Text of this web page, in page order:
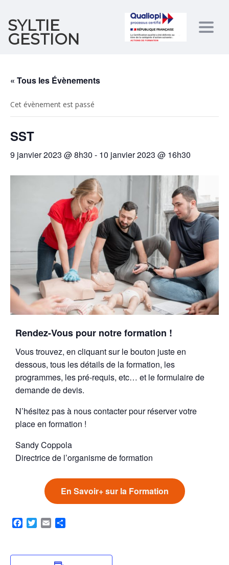
SYLTIE
GESTION
« Tous les Évènements
Cet évènement est passé
SST
9 janvier 2023 @ 8h30 - 10 janvier 2023 @ 16h30
Rendez-Vous pour notre formation !
Vous trouvez, en cliquant sur le bouton juste en
dessous, tous les détails de la formation, les
programmes, les pré-requis, etc… et le formulaire de
demande de devis.
N’hésitez pas à nous contacter pour réserver votre
place en formation !
Sandy Coppola
Directrice de l’organisme de formation
En Savoir+ sur la Formation
Facebook
TwitterEmail